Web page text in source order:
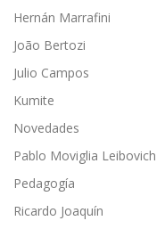
Hernán Marrafini
João Bertozi
Julio Campos
Kumite
Novedades
Pablo Moviglia Leibovich
Pedagogía
Ricardo Joaquín